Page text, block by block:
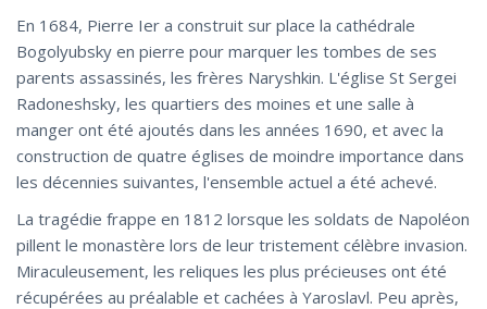
En 1684, Pierre Ier a construit sur place la cathédrale
Bogolyubsky en pierre pour marquer les tombes de ses
parents assassinés, les frères Naryshkin. L'église St Sergei
Radoneshsky, les quartiers des moines et une salle à
manger ont été ajoutés dans les années 1690, et avec la
construction de quatre églises de moindre importance dans
les décennies suivantes, l'ensemble actuel a été achevé.
La tragédie frappe en 1812 lorsque les soldats de Napoléon
pillent le monastère lors de leur tristement célèbre invasion.
Miraculeusement, les reliques les plus précieuses ont été
récupérées au préalable et cachées à Yaroslavl. Peu après,